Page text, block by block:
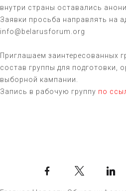
внутри страны оставались
Заявки просьба направлять на
info@belarusforum.org
Приглашаем заинтересованных
состав группы для подготовки,
выборной кампании.
Запись в рабочую группу по
Facebook